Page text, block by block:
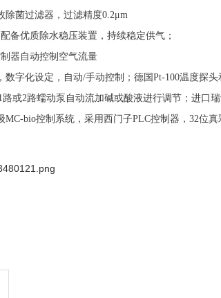
除菌过滤器，过滤精度0.2μm
备优质除水稳压装置，持续稳定供气；
器自动控制空气流量
数字化设定，自动/手动控制；德国Pt-100温度探
或2路蠕动泵自动流加碱或酸液进行调节；进口
MC-bio控制系统，采用西门子PLC控制器，32位